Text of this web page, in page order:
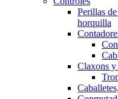
Perillas
horquilla
Claxons y